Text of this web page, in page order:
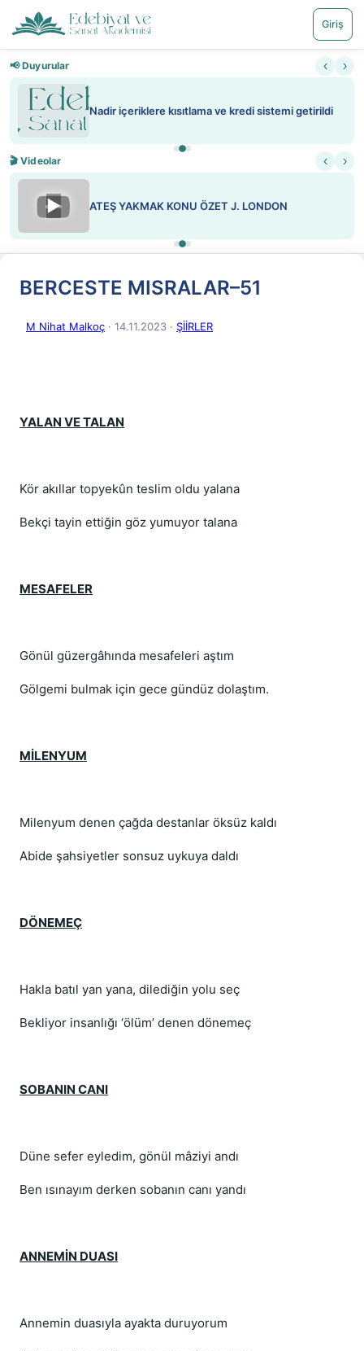
Giriş
📢 Duyurular ‹ ›
Nadir içeriklere kısıtlama ve kredi sistemi getirildi
🎬 Videolar ‹ ›
▶ ATEŞ YAKMAK KONU ÖZET J. LONDON
BERCESTE MISRALAR–51
M Nihat Malkoç · 14.11.2023 · ŞİİRLER
YALAN VE TALAN
Kör akıllar topyekûn teslim oldu yalana
Bekçi tayin ettiğin göz yumuyor talana
MESAFELER
Gönül güzergâhında mesafeleri aştım
Gölgemi bulmak için gece gündüz dolaştım.
MİLENYUM
Milenyum denen çağda destanlar öksüz kaldı
Abide şahsiyetler sonsuz uykuya daldı
DÖNEMEÇ
Hakla batıl yan yana, dilediğin yolu seç
Bekliyor insanlığı ‘ölüm’ denen dönemeç
SOBANIN CANI
Düne sefer eyledim, gönül mâziyi andı
Ben ısınayım derken sobanın canı yandı
ANNEMİN DUASI
Annemin duasıyla ayakta duruyorum